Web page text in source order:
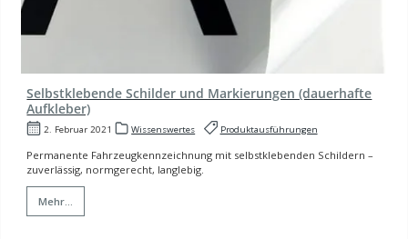
Selbstklebende Schilder und Markierungen (dauerhafte
Aufkleber)
2. Februar 2021 Wissenswertes Produktausführungen
Permanente Fahrzeugkennzeichnung mit selbstklebenden Schildern –
zuverlässig, normgerecht, langlebig.
Mehr...